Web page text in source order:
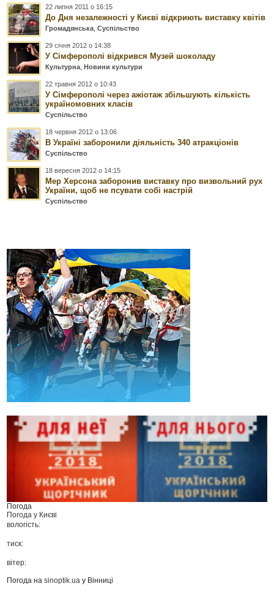
22 липня 2011 о 16:15
До Дня незалежності у Києві відкриють виставку квітів
Громадянська ,Суспільство
29 січня 2012 о 14:38
У Сімферополі відкрився Музей шоколаду
Культурна ,Новини культури
22 травня 2012 о 10:43
У Сімферополі через ажіотаж збільшують кількість
україномовних класів
Суспільство
18 червня 2012 о 13:06
В Україні заборонили діяльність 340 атракціонів
Суспільство
18 вересня 2012 о 14:15
Мер Херсона заборонив виставку про визвольний рух
України, щоб не псувати собі настрій
Суспільство
Погода
Погода у Києві
вологість:
тиск:
вітер:
Погода наsinoptik.ua у Вінниці